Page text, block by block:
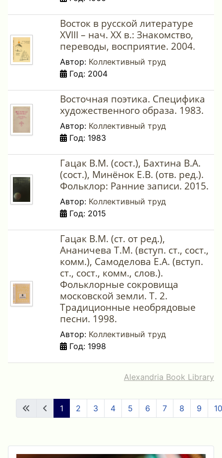
Восток в русской литературе
XVIII – нач. ХХ в.: Знакомство,
переводы, восприятие. 2004.
Автор: Коллективный труд
Год: 2004
Восточная поэтика. Специфика
художественного образа. 1983.
Автор: Коллективный труд
Год: 1983
Гацак В.М. (сост.), Бахтина В.А.
(сост.), Минёнок Е.В. (отв. ред.).
Фольклор: Ранние записи. 2015.
Автор: Коллективный труд
Год: 2015
Гацак В.М. (ст. от ред.),
Ананичева Т.М. (вступ. ст., сост.,
комм.), Самоделова Е.А. (вступ.
ст., сост., комм., слов.).
Фольклорные сокровища
московской земли. Т. 2.
Традиционные необрядовые
песни. 1998.
Автор: Коллективный труд
Год: 1998
Alexandria Book Library
1 2 3 4 5 6 7 8 9 10